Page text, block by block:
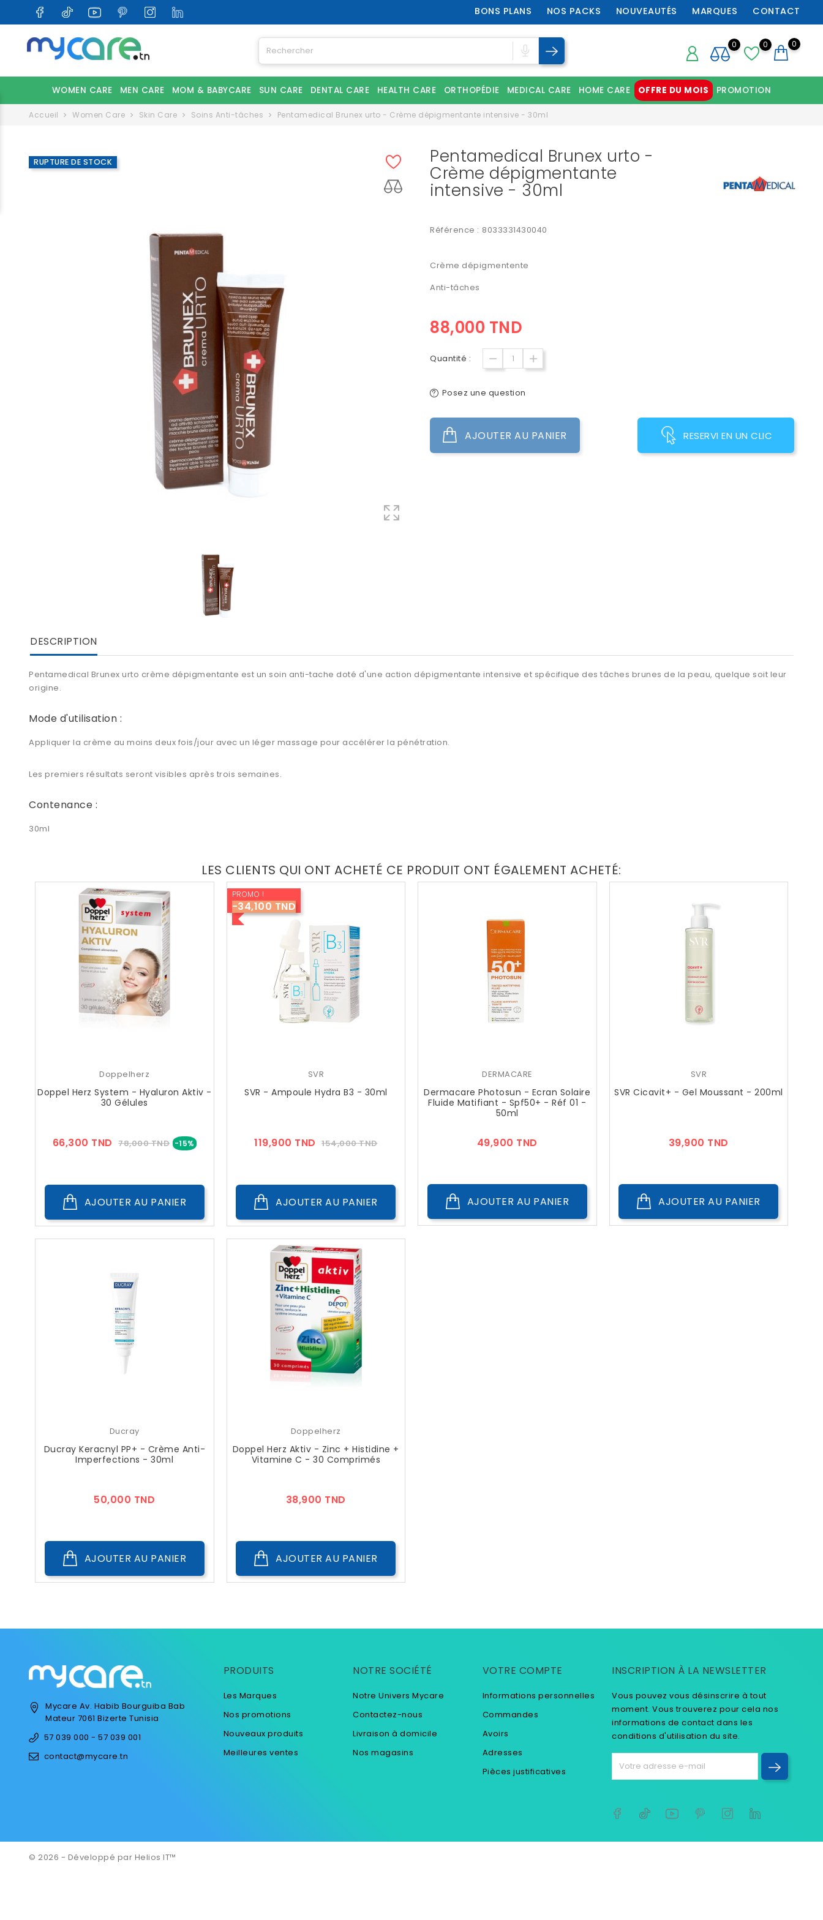
BONS PLANS NOS PACKS NOUVEAUTÉS MARQUES CONTACT
0 0
0
WOMEN CARE MEN CARE MOM & BABYCARE SUN CARE DENTAL CARE HEALTH CARE ORTHOPÉDIE MEDICAL CARE HOME CARE OFFRE DU MOIS PROMOTION
Accueil Women Care Skin Care Soins Anti-tâches Pentamedical Brunex urto - Crème dépigmentante intensive - 30ml
RUPTURE DE STOCK Pentamedical Brunex urto -
Crème dépigmentante
intensive - 30ml
Référence : 8033331430040
Crème dépigmentente
Anti-tâches
88,000 TND
Quantité :
Posez une question
AJOUTER AU PANIER RESERVI EN UN CLIC
DESCRIPTION
Pentamedical Brunex urto crème dépigmentante est un soin anti-tache doté d'une action dépigmentante intensive et spécifique des tâches brunes de la peau, quelque soit leur
origine.
Mode d'utilisation :
Appliquer la crème au moins deux fois/jour avec un léger massage pour accélérer la pénétration.
Les premiers résultats seront visibles après trois semaines.
Contenance :
30ml
LES CLIENTS QUI ONT ACHETÉ CE PRODUIT ONT ÉGALEMENT ACHETÉ:
Doppelherz
Doppel Herz System - Hyaluron Aktiv -
30 Gélules
66,300 TND Prix
78,000 TND -15% Prix
AJOUTER AU PANIER
PROMO !
-34,100 TND
SVR
SVR - Ampoule Hydra B3 - 30ml
119,900 TND Prix
154,000 TNDPrix
AJOUTER AU PANIER
DERMACARE
Dermacare Photosun - Ecran Solaire
Fluide Matifiant - Spf50+ - Réf 01 -
50ml
49,900 TND
AJOUTER AU PANIER
SVR
SVR Cicavit+ - Gel Moussant - 200ml
39,900 TND
AJOUTER AU PANIER
Ducray
Ducray Keracnyl PP+ - Crème Anti-
Imperfections - 30ml
50,000 TND
AJOUTER AU PANIER
Doppelherz
Doppel Herz Aktiv - Zinc + Histidine +
Vitamine C - 30 Comprimés
38,900 TND
AJOUTER AU PANIER
Mycare Av. Habib Bourguiba Bab
Mateur 7061 Bizerte Tunisia
57 039 000 - 57 039 001
contact@mycare.tn
PRODUITS
Les Marques
Nos promotions
Nouveaux produits
Meilleures ventes
NOTRE SOCIÉTÉ
Notre Univers Mycare
Contactez-nous
Livraison à domicile
Nos magasins
VOTRE COMPTE
Informations personnelles
Commandes
Avoirs
Adresses
Pièces justificatives
INSCRIPTION À LA NEWSLETTER
Vous pouvez vous désinscrire à tout
moment. Vous trouverez pour cela nos
informations de contact dans les
conditions d'utilisation du site.
© 2026 - Développé par Helios IT™